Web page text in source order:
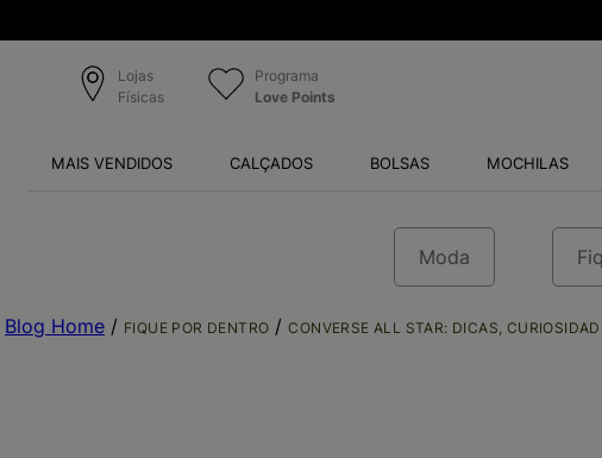
Lojas
Físicas
Programa
Love Points
MAIS VENDIDOS CALÇADOS BOLSAS MOCHILAS
Moda
Blog Home / FIQUE POR DENTRO /CONVERSE ALL STAR: DICAS,